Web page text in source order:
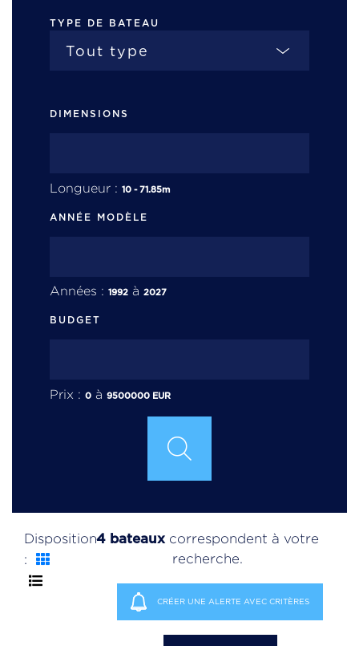
TYPE DE BATEAU
DIMENSIONS
Longueur : 10 -71.85m
ANNÉE MODÈLE
Années : 1992 à 2027
BUDGET
Prix : 0 à 9500000 EUR
Disposition
:
4 bateaux correspondent à votre
recherche.
CRÉER UNE ALERTE AVEC CRITÈRES